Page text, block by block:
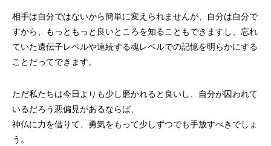
相手は自分ではないから簡単に変えられませんが、自分は自分で
すから、もっともっと良いところを知ることもできますし、忘れ
ていた遺伝子レベルや連続する魂レベルでの記憶を明らかにする
ことだってできます。
ただ私たちは今日よりも少し磨かれると良いし、自分が囚われて
いるだろう悪偏見があるならば、
神仏に力を借りて、勇気をもって少しずつでも手放すべきでしょ
う。